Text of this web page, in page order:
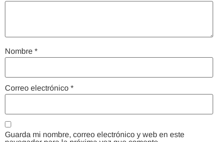
Nombre *
Correo electrónico *
Guarda mi nombre, correo electrónico y web en este